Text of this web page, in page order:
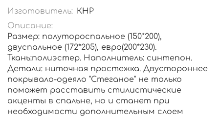
Изготовитель: КНР
Описание:
Размер: полутороспальное (150*200),
двуспальное (172*205), евро(200*230).
Ткань:полиэстер. Наполнитель: синтепон.
Детали: ниточная простежка. Двустороннее
покрывало-одеяло "Стеганое" не только
поможет расставить стилистические
акценты в спальне, но и станет при
необходимости дополнительным слоем